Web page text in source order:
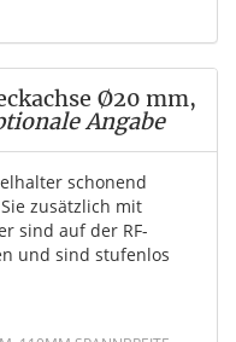
Ø20 mm,
Angabe
schonend
zusätzlich mit
sind auf der RF-
und sind stufenlos